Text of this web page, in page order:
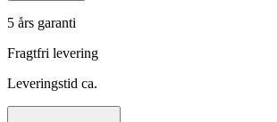
5 års garanti
Fragtfri levering
Leveringstid ca.